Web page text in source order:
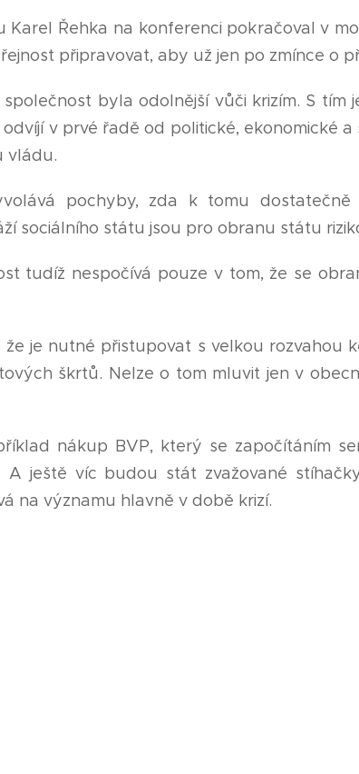
Řehka na konferenci pokračoval v
připravovat, aby už jen po zmínce o
byla odolnější vůči krizím. S tím
v prvé řadě od politické, ekonomické
vládu.
pochyby, zda k tomu dostatečně
sociálního státu jsou pro obranu státu
tudíž nespočívá pouze v tom, že se
je nutné přistupovat s velkou rozvahou
škrtů. Nelze o tom mluvit jen v
nákup BVP, který se započítáním
A ještě víc budou stát zvažované
na významu hlavně v době krizí.